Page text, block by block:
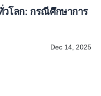
วโลก: กรณีศึกษาการ
Dec 14, 2025